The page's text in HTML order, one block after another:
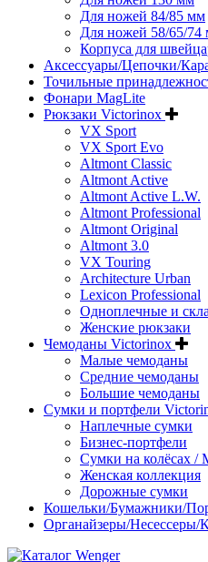
Для ножей 84/85 мм
Для ножей 58/65/74
Корпуса для
Аксессуары/Цепочки/
Точильные
Фонари MagLite
Рюкзаки Victorinox
VX Sport
VX Sport Evo
Altmont Classic
Altmont Active
Altmont Active L.W.
Altmont Professional
Altmont Original
Altmont 3.0
VX Touring
Architecture Urban
Lexicon Professional
Одноплечные и
Женские рюкзаки
Чемоданы Victorinox
Малые чемоданы
Средние чемоданы
Большие чемоданы
Сумки и портфели
Наплечные сумки
Бизнес-портфели
Сумки на колёсах
Женская коллекция
Дорожные сумки
Кошельки/Бумажники/
Органайзеры/Несессеры/